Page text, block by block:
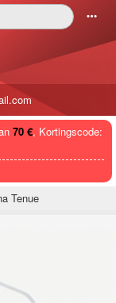
󰄒
70 €, Kortingscode:
Tenue